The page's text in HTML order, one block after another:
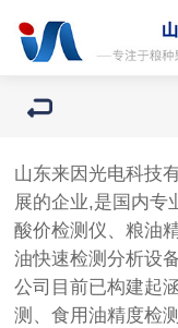
山东来因光电科技
展的企业,是国内专
酸价检测仪、粮油
油快速检测分析设
公司目前已构建起
测、食用油精度检